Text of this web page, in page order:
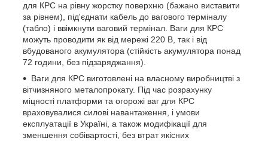
для КРС на рівну жорстку поверхню (бажано виставити
за рівнем), під'єднати кабель до вагового терміналу
(табло) і ввімкнути ваговий термінал. Ваги для КРС
можуть проводити як від мережі 220 В, так і від
вбудованого акумулятора (стійкість акумулятора понад
72 години, без підзаряджання).
Ваги для КРС виготовлені на власному виробництві з
вітчизняного металопрокату. Під час розрахунку
міцності платформи та огорожі ваг для КРС
враховувалися силові навантаження, і умови
експлуатації в Україні, а також модифікації для
зменшення собівартості, без втрат якісних